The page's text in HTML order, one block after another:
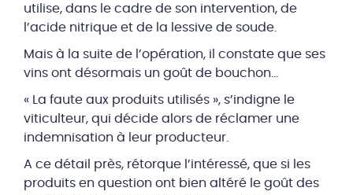
utilise, dans le cadre de son intervention, de
l’acide nitrique et de la lessive de soude.
Mais à la suite de l’opération, il constate que ses
vins ont désormais un goût de bouchon…
« La faute aux produits utilisés », s’indigne le
viticulteur, qui décide alors de réclamer une
indemnisation à leur producteur.
A ce détail près, rétorque l’intéressé, que si les
produits en question ont bien altéré le goût des